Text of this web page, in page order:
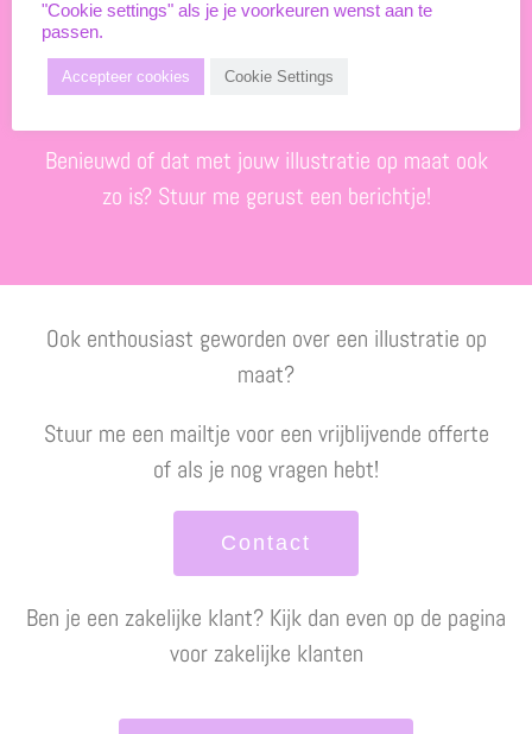
Handig om te weten; in sommige gevallen werk ik
met een licentieovereenkomst.
Benieuwd of dat met jouw illustratie op maat ook
zo is? Stuur me gerust een berichtje!
Ook enthousiast geworden over een illustratie op
maat?
Stuur me een mailtje voor een vrijblijvende offerte
of als je nog vragen hebt!
Contact
Ben je een zakelijke klant? Kijk dan even op de pagina
voor zakelijke klanten
"Cookie settings" als je je voorkeuren wenst aan te
passen.
Accepteer cookies Cookie Settings